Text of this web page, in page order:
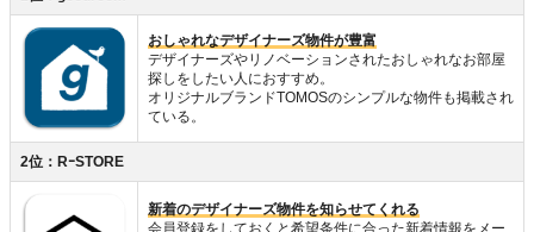
おしゃれなデザイナーズ物件が豊富
デザイナーズやリノベーションされたおしゃれなお部屋
探しをしたい人におすすめ。
オリジナルブランドTOMOSのシンプルな物件も掲載され
ている。
2位：RｰSTORE
新着のデザイナーズ物件を知らせてくれる